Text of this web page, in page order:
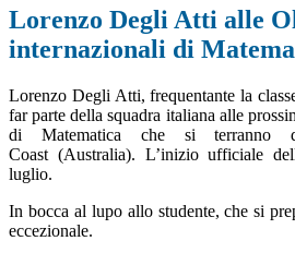
Lorenzo Degli Atti alle
internazionali di
Lorenzo Degli Atti, frequentante la
far parte della squadra italiana alle
di Matematica che si terranno
Coast (Australia). L’inizio ufficiale
luglio.
In bocca al lupo allo studente, che si
eccezionale.